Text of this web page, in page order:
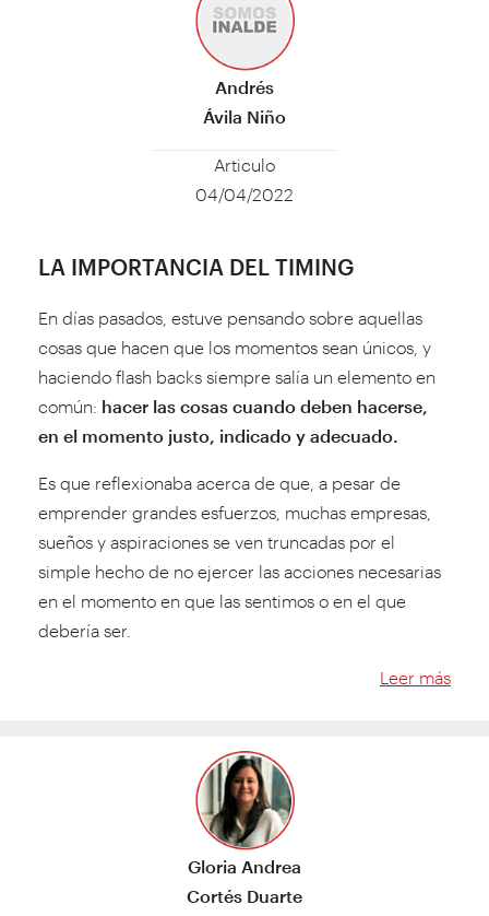
Andrés
Ávila Niño
Articulo
04/04/2022
LA IMPORTANCIA DEL TIMING
En días pasados, estuve pensando sobre aquellas
cosas que hacen que los momentos sean únicos, y
haciendo flash backs siempre salía un elemento en
común: hacer las cosas cuando deben hacerse,
en el momento justo, indicado y adecuado.
Es que reflexionaba acerca de que, a pesar de
emprender grandes esfuerzos, muchas empresas,
sueños y aspiraciones se ven truncadas por el
simple hecho de no ejercer las acciones necesarias
en el momento en que las sentimos o en el que
debería ser.
Leer más
Gloria Andrea
Cortés Duarte